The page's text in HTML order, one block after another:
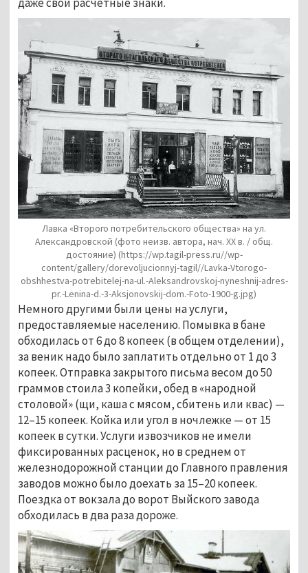
Лавка «Второго потребительского общества» на ул.
Александровской (фото неизв. автора, нач. ХХ в. / общ.
достояние) (https://wp.tagil-press.ru//wp-
content/gallery/dorevoljucionnyj-tagil//Lavka-Vtorogo-
obshhestva-potrebitelej-na-ul.-Aleksandrovskoj-nyneshnij-adres-
pr.-Lenina-d.-3-Aksjonovskij-dom.-Foto-1900-g.jpg)
Немного другими были цены на услуги,
предоставляемые населению. Помывка в бане
обходилась от 6 до 8 копеек (в общем отделении),
за веник надо было заплатить отдельно от 1 до 3
копеек. Отправка закрытого письма весом до 50
граммов стоила 3 копейки, обед в «народной
столовой» (щи, каша с мясом, сбитень или квас) —
12–15 копеек. Койка или угол в ночлежке — от 15
копеек в сутки. Услуги извозчиков не имели
фиксированных расценок, но в среднем от
железнодорожной станции до Главного правления
заводов можно было доехать за 15–20 копеек.
Поездка от вокзала до ворот Выйского завода
обходилась в два раза дороже.